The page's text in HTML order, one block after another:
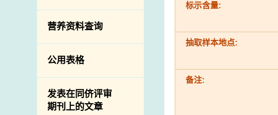
总膳食研究
有机食物
高风险食物
抗菌素耐药性
宰前检验
宰后检验
结果
屠房及肉类检验
主题项目
项目及活动
资讯平台
下载
营养资料查询
公用表格
发表在同侪评审
期刊上的文章
标示含量:
抽取样本地点:
备注: